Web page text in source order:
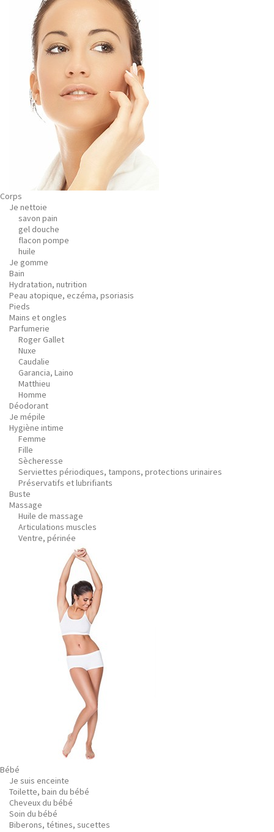
Corps
Je nettoie
savon pain
gel douche
flacon pompe
huile
Je gomme
Bain
Hydratation, nutrition
Peau atopique, eczéma, psoriasis
Pieds
Mains et ongles
Parfumerie
Roger Gallet
Nuxe
Caudalie
Garancia, Laino
Matthieu
Homme
Déodorant
Je mépile
Hygiène intime
Femme
Fille
Sècheresse
Serviettes périodiques, tampons, protections urinaires
Préservatifs et lubrifiants
Buste
Massage
Huile de massage
Articulations muscles
Ventre, périnée
Bébé
Je suis enceinte
Toilette, bain du bébé
Cheveux du bébé
Soin du bébé
Biberons, tétines, sucettes